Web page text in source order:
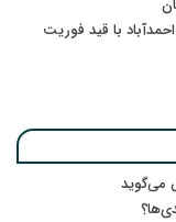
با قید فوریت
می‌گوید